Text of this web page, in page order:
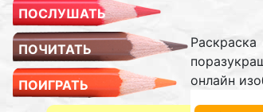
ПОСЛУШАТЬ
ПОЧИТАТЬ
ПОИГРАТЬ
онлайн